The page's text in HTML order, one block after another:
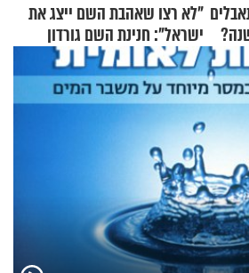
"לא רצו שאהבת השם ייצג את
ישראל": חנינת השם גורדון
בריאיון מעורר השראה